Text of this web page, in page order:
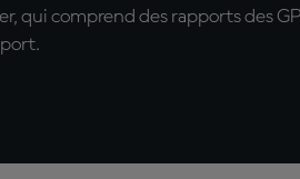
comprend des rapports des